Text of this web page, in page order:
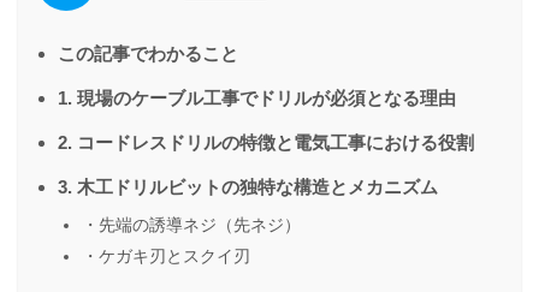
この記事でわかること
1. 現場のケーブル工事でドリルが必須となる理由
2. コードレスドリルの特徴と電気工事における役割
3. 木工ドリルビットの独特な構造とメカニズム
・先端の誘導ネジ（先ネジ）
・ケガキ刃とスクイ刃